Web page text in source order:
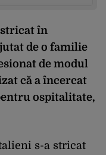
în
de o familie
de modul
că a încercat
ospitalitate,
s-a stricat